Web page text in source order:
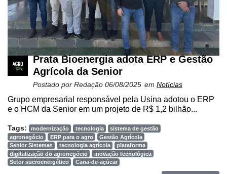
Prata Bioenergia adota ERP e Gestão
Agrícola da Senior
Postado por Redação 06/08/2025 em Notícias
Grupo empresarial responsável pela Usina adotou o ERP
e o HCM da Senior em um projeto de R$ 1,2 bilhão...
Tags: modernização tecnologia
sistema de gestão
agronegócio
ERP para o agro
Gestão Agrícola
Senior Sistemas
tecnologia agrícola
plataforma
digitalização do agronegócio
inovação tecnológica
Setor sucroenergético
Cana-de-açúcar